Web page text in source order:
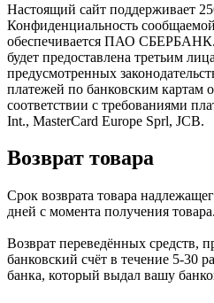
Настоящий сайт поддерживает
Конфиденциальность
обеспечивается ПАО
будет предоставлена третьим
предусмотренных
платежей по банковским картам
соответствии с требованиями
Int., MasterCard Europe Sprl, JCB.
Возврат товара
Срок возврата товара
дней с момента получения товара.
Возврат переведённых средств,
банковский счёт в течение 5-30
банка, который выдал вашу